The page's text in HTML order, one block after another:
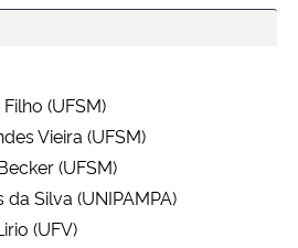
(UFSM)
Vieira (UFSM)
(UFSM)
Silva (UNIPAMPA)
(UFV)